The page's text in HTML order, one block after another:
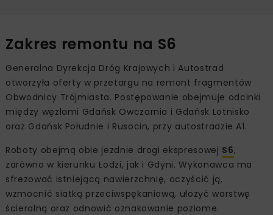
Zakres remontu na S6
Generalna Dyrekcja Dróg Krajowych i Autostrad
otworzyła oferty w przetargu na remont fragmentów
Obwodnicy Trójmiasta. Postępowanie obejmuje odcinki
między węzłami Gdańsk Owczarnia i Gdańsk Lotnisko
oraz Gdańsk Południe i Rusocin, przy autostradzie A1.
Roboty obejmą obie jezdnie drogi ekspresowej S6,
zarówno w kierunku Łodzi, jak i Gdyni. Wykonawca ma
sfrezować istniejącą nawierzchnię, oczyścić ją,
wzmocnić siatką przeciwspękaniową, ułożyć warstwę
ścieralną oraz odnowić oznakowanie poziome.